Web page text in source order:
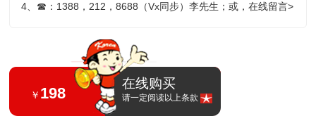
4、 ☎ ：1388，212，8688（Vx同步）李先生；或，在线留言>
￥ 198
在线购买
请一定阅读以上条款